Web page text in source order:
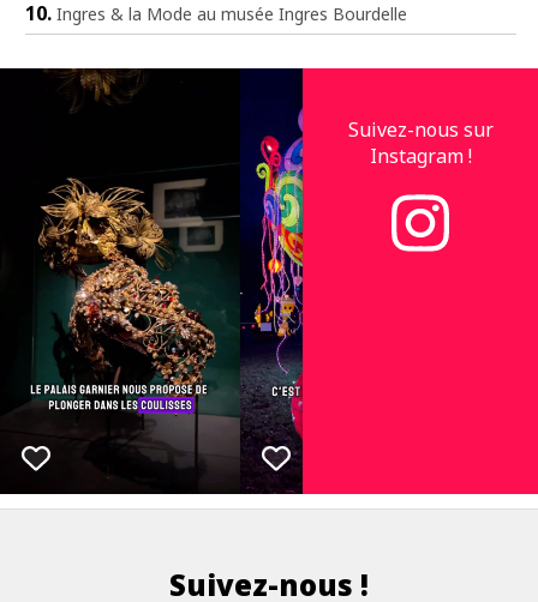
Ingres & la Mode au musée Ingres Bourdelle
Suivez-nous sur
Instagram !
Suivez-nous !